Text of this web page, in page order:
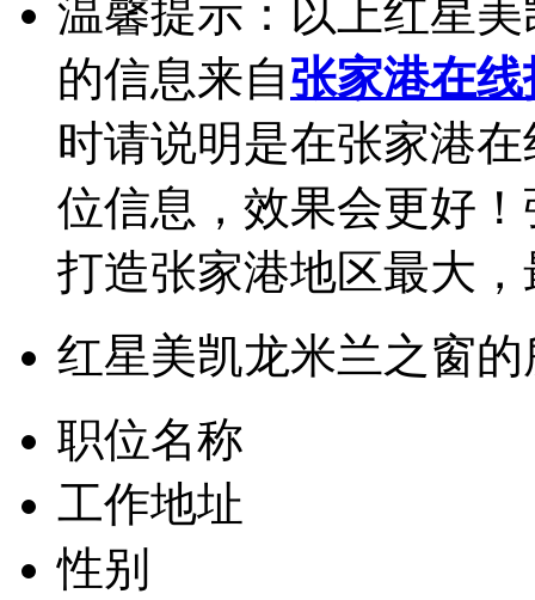
温馨提示：以上红星
的信息来自张家港在
时请说明是在张家港
位信息，效果会更好
打造张家港地区最大
红星美凯龙米兰之窗
职位名称
工作地址
性别